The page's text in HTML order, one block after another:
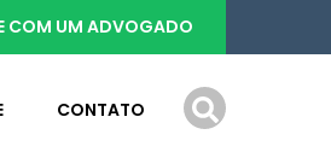
COM UM ADVOGADO
CONTATO